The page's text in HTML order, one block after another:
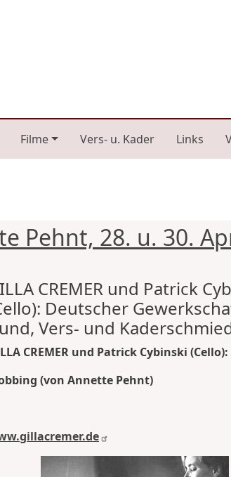
navigation
Filme Vers- u. Kader Links
Pehnt, 28. u. 30.
CREMER und Patrick
Deutscher
Vers- und
CREMER und Patrick Cybinski (Cello):
(von Annette Pehnt)